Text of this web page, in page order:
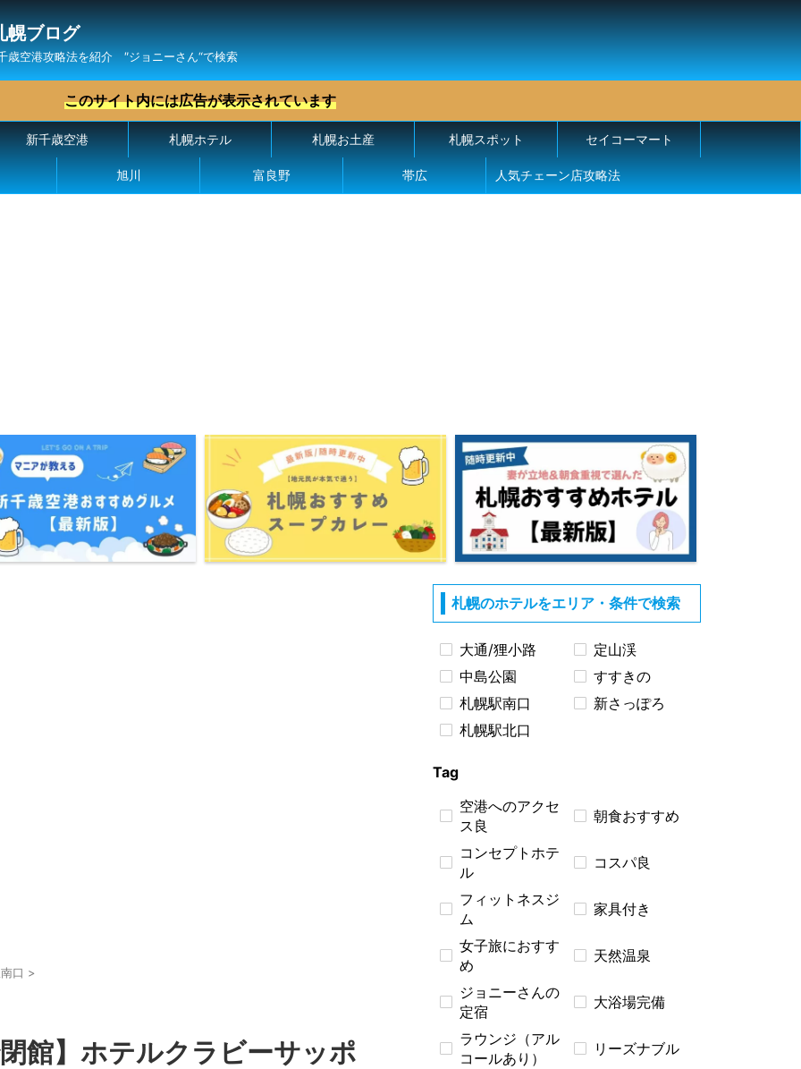
幌ブログ
歳空港攻略法を紹介 ″ジョニーさん“で検索
このサイト内には広告が表示されています
新千歳空港 札幌ホテル 札幌お土産 札幌スポット セイコーマート
旭川 富良野 帯広 人気チェーン店攻略法
口 >
館】ホテルクラビーサッポ
札幌のホテルをエリア・条件で検索
大通/狸小路
定山渓
中島公園
すすきの
札幌駅南口
新さっぽろ
札幌駅北口
Tag
空港へのアクセ
ス良
朝食おすすめ
コンセプトホテ
ル
コスパ良
フィットネスジ
ム
家具付き
女子旅におすす
め
天然温泉
ジョニーさんの
定宿
大浴場完備
ラウンジ（アル
コールあり）
リーズナブル